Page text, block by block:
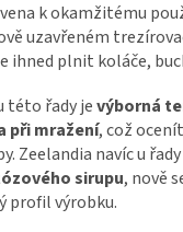
k okamžitému
uzavřeném
ihned plnit koláče,
této řady jevýborná
při mražení, což
Zeelandia navíc u
sirupu, nově
profil výrobku.